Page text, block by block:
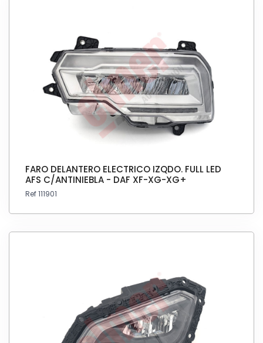
FARO DELANTERO ELECTRICO IZQDO. FULL LED
AFS C/ANTINIEBLA - DAF XF-XG-XG+
Ref 111901